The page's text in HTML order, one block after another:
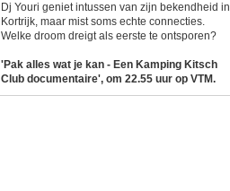
Dj Youri geniet intussen van zijn bekendheid in
Kortrijk, maar mist soms echte connecties.
Welke droom dreigt als eerste te ontsporen?
'Pak alles wat je kan - Een Kamping Kitsch
Club documentaire', om 22.55 uur op VTM.